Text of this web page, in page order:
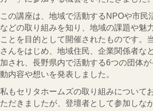
採用
オーナー専用ページ
プライバシーポリシー
この講座は、地域で活動するNPOや市民
などの取り組みを知り、地域の課題や魅
ことを目的として開催されたものです。
さんをはじめ、地域住民、企業関係者な
加され、長野県内で活動する6つの団体
動内容や想いを発表しました。
私もセリタホームズの取り組みについて
ただきましたが、登壇者として参加しな